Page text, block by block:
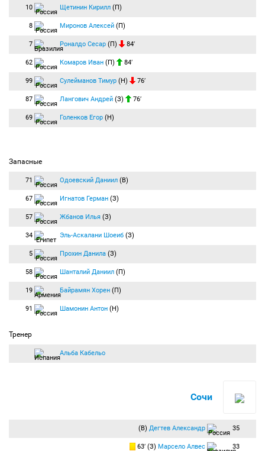
10 Щетинин Кирилл (П)
8 Миронов Алексей (П)
7 Роналдо Сесар (П) 84′
62 Комаров Иван (П) 84′
99 Сулейманов Тимур (Н) 76′
87 Лангович Андрей (З) 76′
69 Голенков Егор (Н)
Запасные
71 Одоевский Даниил (В)
67 Игнатов Герман (З)
57 Жбанов Илья (З)
34 Эль-Аскалани Шоеиб (З)
5 Прохин Данила (З)
58 Шанталий Даниил (П)
19 Байрамян Хорен (П)
91 Шамонин Антон (Н)
Тренер
Альба Кабельо
Сочи
(В) Дегтев Александр 35
63′ (З) Марсело Алвес 33